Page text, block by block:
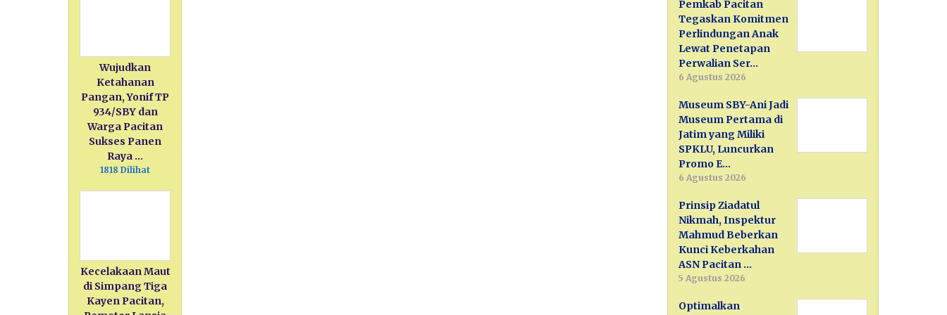
Wujudkan
Ketahanan
Pangan, Yonif TP
934/SBY dan
Warga Pacitan
Sukses Panen
Raya …
1818 Dilihat
Kecelakaan Maut
di Simpang Tiga
Kayen Pacitan,
Pemkab Pacitan
Tegaskan Komitmen
Perlindungan Anak
Lewat Penetapan
Perwalian Ser…
6 Agustus 2026
Museum SBY-Ani Jadi
Museum Pertama di
Jatim yang Miliki
SPKLU, Luncurkan
Promo E…
6 Agustus 2026
Prinsip Ziadatul
Nikmah, Inspektur
Mahmud Beberkan
Kunci Keberkahan
ASN Pacitan …
5 Agustus 2026
Optimalkan